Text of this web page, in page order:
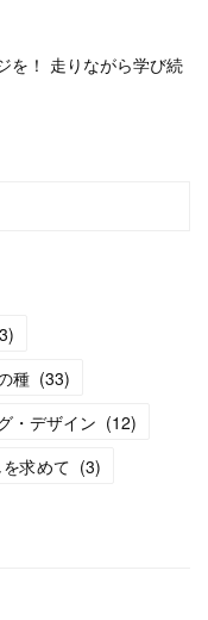
を！ 走りながら学び続
)
種 (33)
・デザイン (12)
求めて (3)